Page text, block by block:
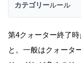
カテゴリールール
第4クォーター終了
と。一般はクォータ